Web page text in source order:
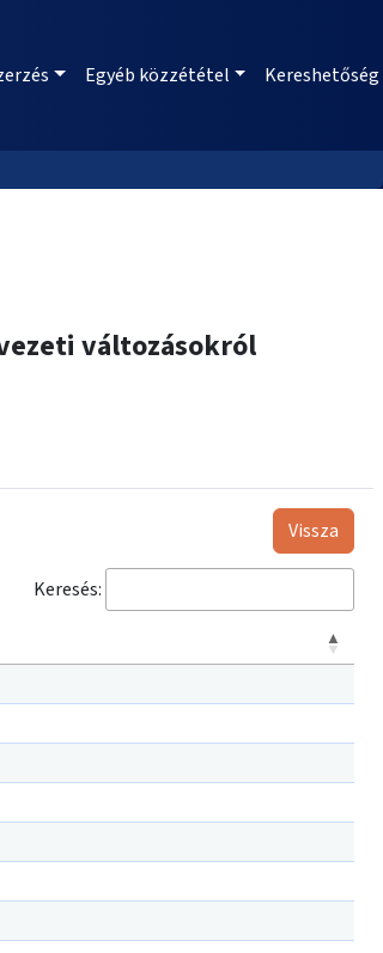
Egyéb közzététel Kereshetőség
változásokról
Vissza
Keresés: